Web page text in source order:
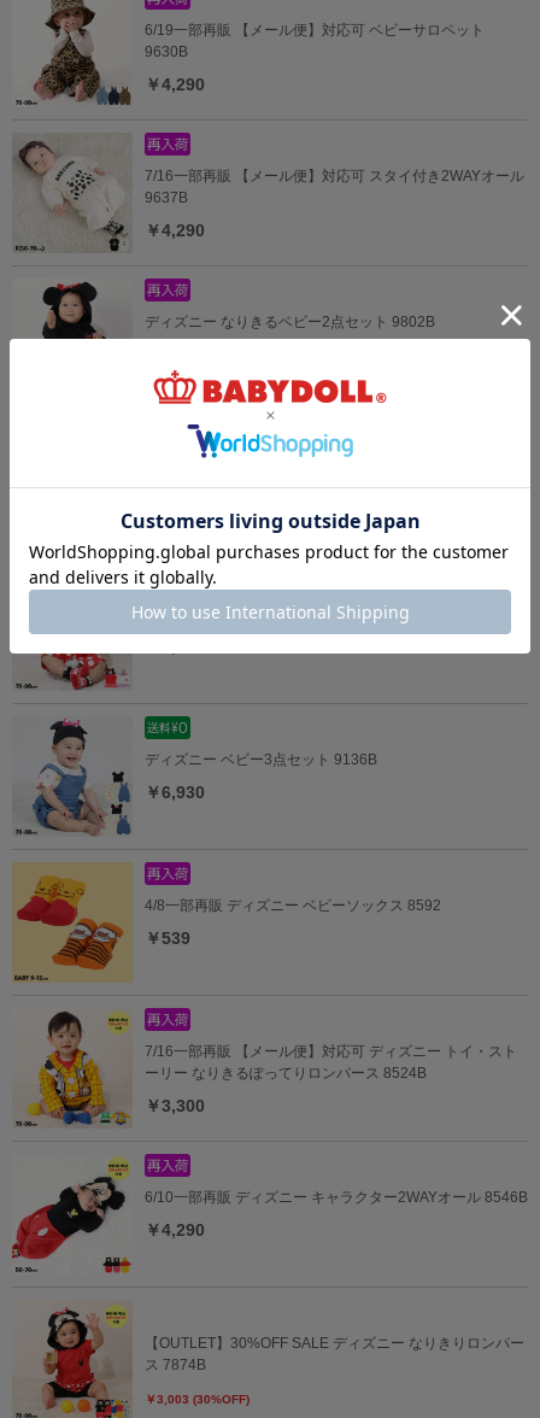
6/19一部再販 【メール便】対応可 ベビーサロペット
9630B
￥4,290
7/16一部再販 【メール便】対応可 スタイ付き2WAYオール
9637B
￥4,290
ディズニー なりきるベビー2点セット 9802B
5/18一部再販 ディズニー なりきるロンパース 9175B
ディズニー ベビー3点セット 9136B
￥6,930
4/8一部再販 ディズニー ベビーソックス 8592
￥539
7/16一部再販 【メール便】対応可 ディズニー トイ・スト
ーリー なりきるぽってりロンパース 8524B
￥3,300
6/10一部再販 ディズニー キャラクター2WAYオール 8546B
￥4,290
【OUTLET】30%OFF SALE ディズニー なりきりロンパー
ス 7874B
￥3,003 (30%OFF)